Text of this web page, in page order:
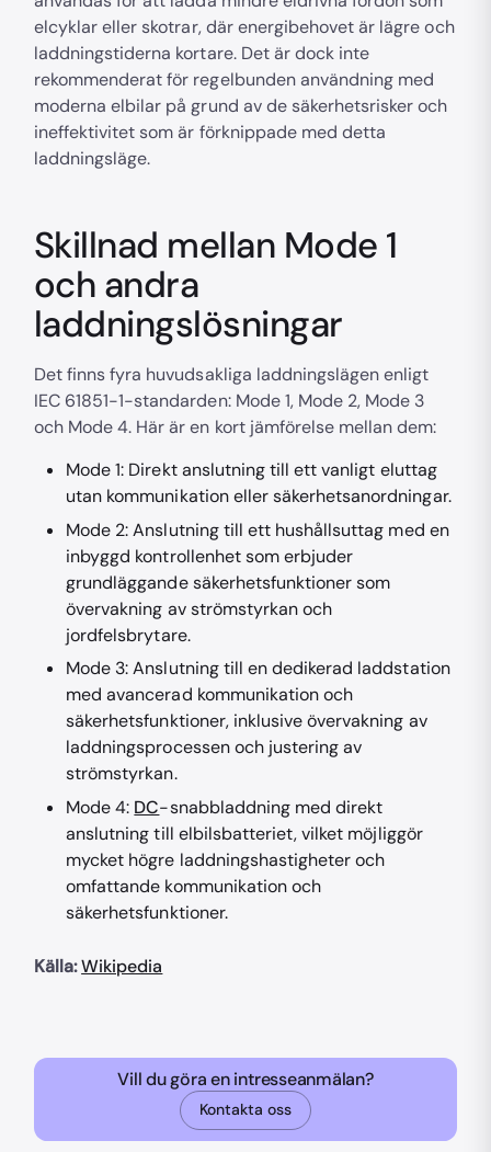
elcyklar eller skotrar, där energibehovet är lägre och
laddningstiderna kortare. Det är dock inte
rekommenderat för regelbunden användning med
moderna elbilar på grund av de säkerhetsrisker och
ineffektivitet som är förknippade med detta
laddningsläge.
Skillnad mellan Mode 1
och andra
laddningslösningar
Det finns fyra huvudsakliga laddningslägen enligt
IEC 61851-1-standarden: Mode 1, Mode 2, Mode 3
och Mode 4. Här är en kort jämförelse mellan dem:
Mode 1: Direkt anslutning till ett vanligt eluttag
utan kommunikation eller säkerhetsanordningar.
Mode 2: Anslutning till ett hushållsuttag med en
inbyggd kontrollenhet som erbjuder
grundläggande säkerhetsfunktioner som
övervakning av strömstyrkan och
jordfelsbrytare.
Mode 3: Anslutning till en dedikerad laddstation
med avancerad kommunikation och
säkerhetsfunktioner, inklusive övervakning av
laddningsprocessen och justering av
strömstyrkan.
Mode 4: DC-snabbladdning med direkt
anslutning till elbilsbatteriet, vilket möjliggör
mycket högre laddningshastigheter och
omfattande kommunikation och
säkerhetsfunktioner.
Källa:Wikipedia
Vill du göra en intresseanmälan?
Kontakta oss